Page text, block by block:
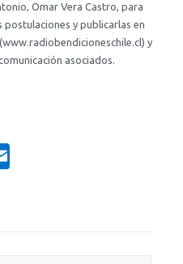
Omar Vera Castro, para
y publicarlas en
y
asociados.